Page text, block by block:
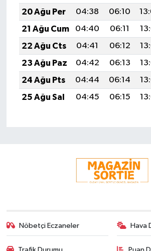
20 Ağu Per
04:38 06:10
21 Ağu Cum
04:40 06:11
22 Ağu Cts
04:41 06:12
23 Ağu Paz
04:42 06:13
24 Ağu Pts
04:44 06:14
25 Ağu Sal
04:45 06:15
Nöbetçi Eczaneler Hava